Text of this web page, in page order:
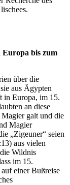
bis zum
über die
aus Ägypten
in Europa, im 15.
an diese
galt und die
Magier
„Zigeuner“ seien
aus vielen
Wildnis
im 15.
einer Bußreise